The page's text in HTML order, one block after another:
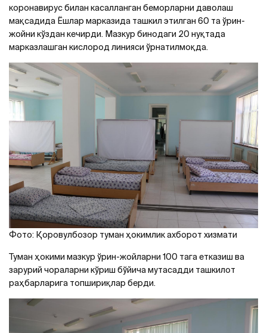
коронавирус билан касалланган беморларни даволаш
мақсадида Ёшлар марказида ташкил этилган 60 та ўрин-
жойни кўздан кечирди. Мазкур бинодаги 20 нуқтада
марказлашган кислород линияси ўрнатилмоқда.
Фото: Қоровулбозор туман ҳокимлик ахборот хизмати
Туман ҳокими мазкур ўрин-жойларни 100 тага етказиш ва
зарурий чораларни кўриш бўйича мутасадди ташкилот
раҳбарларига топшириқлар берди.